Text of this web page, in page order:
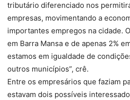
tributário diferenciado nos
empresas, movimentando a
importantes empregos na cidade.
em Barra Mansa e de apenas 2%
estamos em igualdade de
outros municípios”, crê.
Entre os empresários que faziam
estavam dois possíveis